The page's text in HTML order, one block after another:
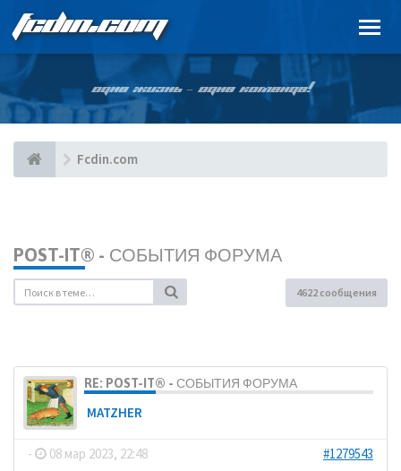
FCDIN.COM
ОДНА ЖИЗНЬ – ОДНА КОМАНДА!
Fcdin.com
POST-IT® - СОБЫТИЯ ФОРУМА
4622 сообщения
RE: POST-IT® - СОБЫТИЯ ФОРУМА
MATZHER
- 08 мар 2023, 22:48
#1279543